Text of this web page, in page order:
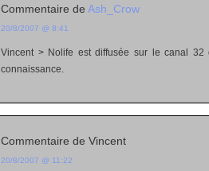
Commentaire de Ash_Crow
20/8/2007 @ 8:41
Vincent > Nolife est diffusée sur le canal
connaissance.
Commentaire de Vincent
20/8/2007 @ 11:22